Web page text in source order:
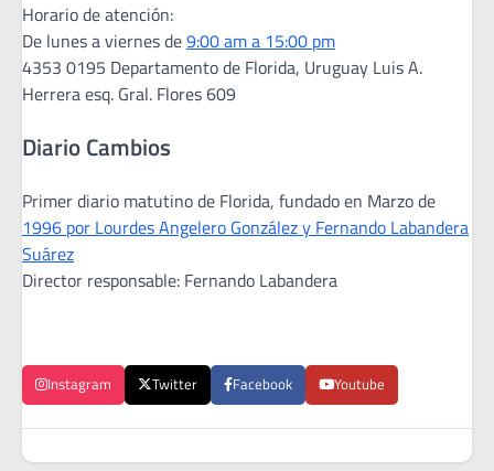
Horario de atención:
De lunes a viernes de9:00 am a 15:00 pm
4353 0195 Departamento de Florida, Uruguay Luis A.
Herrera esq. Gral. Flores 609
Diario Cambios
Primer diario matutino de Florida, fundado en Marzo de
1996 por Lourdes Angelero González y Fernando Labandera
Suárez
Director responsable: Fernando Labandera
Instagram Twitter Facebook Youtube